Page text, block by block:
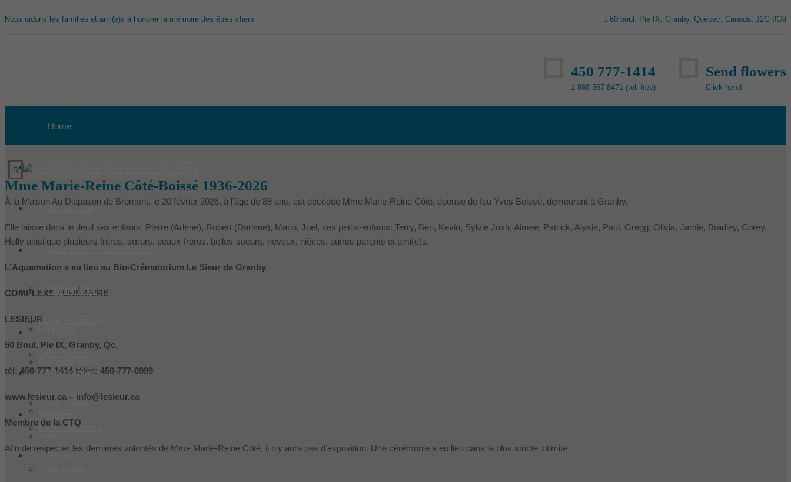
Nous aidons les familles et ami(e)s à honorer la mémoire des êtres chers 60 boul. Pie IX, Granby, Québec, Canada, J2G 9G9
450 777-1414
1 888 367-8471 (toll free)
Send flowers
Click here!
Home
Aquamation
What to do in case of death
Condoleances
Make a donation
Our services
Prearranged
Death insurance
Les Le Sieur innovent
The founders
Ressources
Mme Marie-Reine Côté-Boissé 1936-2026
À la Maison Au Diapason de Bromont, le 20 février 2026, à l’âge de 89 ans, est décédée Mme Marie-Reine Côté, épouse de feu Yves Boissé, demeurant à Granby.
Elle laisse dans le deuil ses enfants: Pierre (Arlene), Robert (Darlene), Mario, Joël, ses petits-enfants: Terry, Ben, Kevin, Sylvie Josh, Aimee, Patrick, Alysia, Paul, Gregg, Olivia, Jamie, Bradley, Corey,
Holly ainsi que plusieurs frères, sœurs, beaux-frères, belles-soeurs, neveux, nièces, autres parents et ami(e)s.
L’Aquamation a eu lieu au Bio-Crématorium Le Sieur de Granby.
COMPLEXE FUNÉRAIRE
LESIEUR
60 Boul. Pie IX, Granby, Qc,
tél: 450-777-1414 télec: 450-777-0999
www.lesieur.ca – info@lesieur.ca
Membre de la CTQ
Afin de respecter les dernières volontés de Mme Marie-Reine Côté, il n’y aura pas d’exposition. Une cérémonie a eu lieu dans la plus stricte intimité.